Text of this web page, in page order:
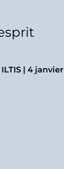
| 4 janvier